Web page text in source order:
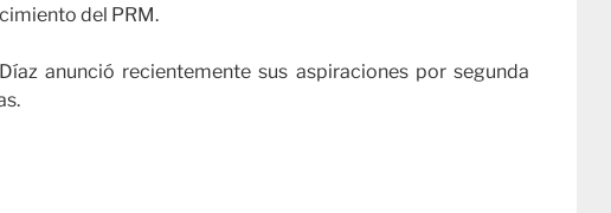
del PRM.
anunció recientemente sus aspiraciones por segunda